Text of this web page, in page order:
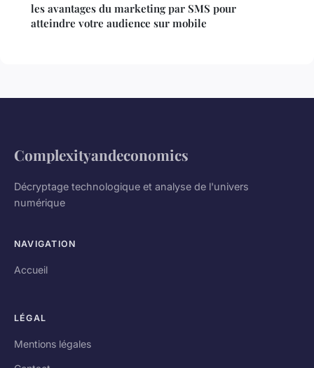
les avantages du marketing par SMS pour
atteindre votre audience sur mobile
Complexityandeconomics
Décryptage technologique et analyse de l'univers
numérique
NAVIGATION
Accueil
LÉGAL
Mentions légales